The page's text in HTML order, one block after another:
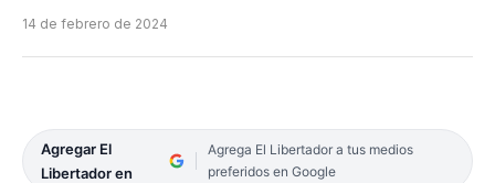
14 de febrero de 2024
Agregar El
Libertador en
Agrega El Libertador a tus medios
preferidos en Google